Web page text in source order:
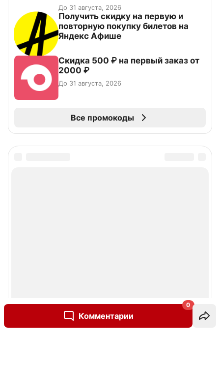
Комментарии
0
До 31 августа, 2026
Получить скидку на первую и
повторную покупку билетов на
Яндекс Афише
Скидка 500 ₽ на первый заказ от
2000 ₽
До 31 августа, 2026
Все промокоды